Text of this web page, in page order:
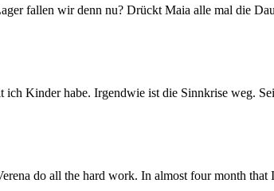
fallen wir denn nu? Drückt Maia alle mal die
Kinder habe. Irgendwie ist die Sinnkrise weg.
do all the hard work. In almost four month